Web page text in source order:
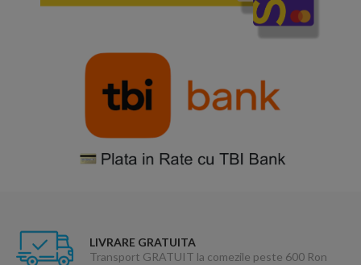
LIVRARE GRATUITA
Transport GRATUIT la comezile peste 600 Ron